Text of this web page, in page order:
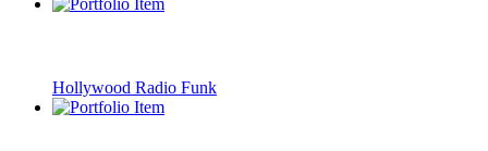
Hollywood Radio Funk